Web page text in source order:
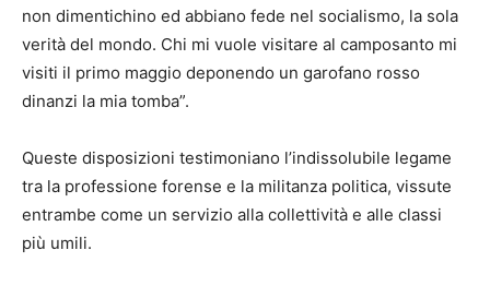
non dimentichino ed abbiano fede nel socialismo, la sola
verità del mondo. Chi mi vuole visitare al camposanto mi
visiti il primo maggio deponendo un garofano rosso
dinanzi la mia tomba”.
Queste disposizioni testimoniano l’indissolubile legame
tra la professione forense e la militanza politica, vissute
entrambe come un servizio alla collettività e alle classi
più umili.